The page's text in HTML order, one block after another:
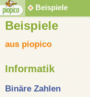
Beispiele
aus piopico
Informatik
Binäre Zahlen
Beispiele